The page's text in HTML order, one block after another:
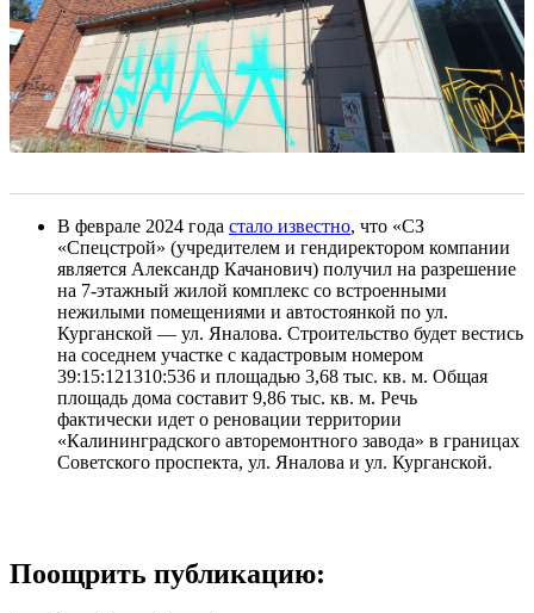
В феврале 2024 года стало известно, что «СЗ
«Спецстрой» (учредителем и гендиректором компании
является Александр Качанович) получил на разрешение
на 7-этажный жилой комплекс со встроенными
нежилыми помещениями и автостоянкой по ул.
Курганской — ул. Яналова. Строительство будет вестись
на соседнем участке с кадастровым номером
39:15:121310:536 и площадью 3,68 тыс. кв. м. Общая
площадь дома составит 9,86 тыс. кв. м. Речь
фактически идет о реновации территории
«Калининградского авторемонтного завода» в границах
Советского проспекта, ул. Яналова и ул. Курганской.
Поощрить публикацию: